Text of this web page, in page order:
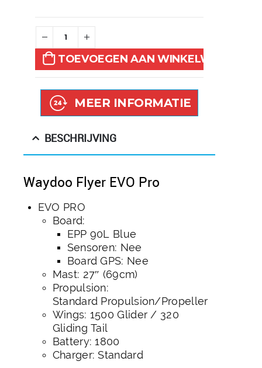
TOEVOEGEN AAN WINKELWAGEN
MEER INFORMATIE
BESCHRIJVING
Waydoo Flyer EVO Pro
EVO PRO
Board:
EPP 90L Blue
Sensoren: Nee
Board GPS: Nee
Mast: 27″ (69cm)
Propulsion:
Standard Propulsion/Propeller
Wings: 1500 Glider / 320
Gliding Tail
Battery: 1800
Charger: Standard